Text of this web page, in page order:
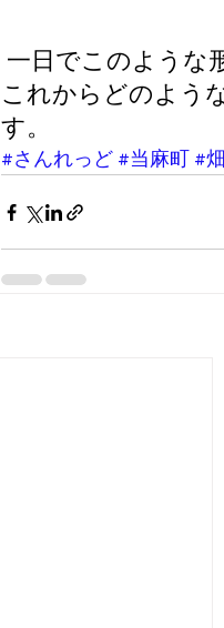
一日でこのような
これからどのよう
す。
#さんれっど #当麻町 #